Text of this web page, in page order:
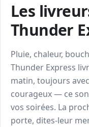
Les
Thunder
Pluie, chaleur,
Thunder Express
matin, toujours
courageux — ce
vos soirées. La
porte, dites-leur